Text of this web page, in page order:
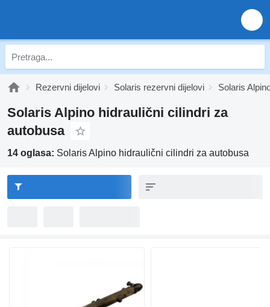
Rezervni dijelovi Solaris rezervni dijelovi Solaris
Solaris Alpino hidraulični cilindri za
autobusa
14 oglasa: Solaris Alpino hidraulični cilindri za autobusa